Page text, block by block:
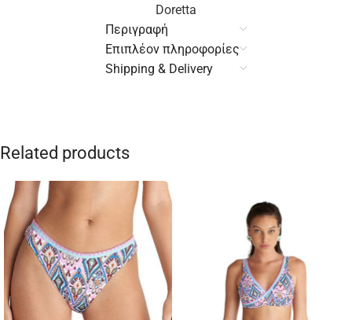
Doretta
Περιγραφή
Επιπλέον πληροφορίες
Shipping & Delivery
Related products